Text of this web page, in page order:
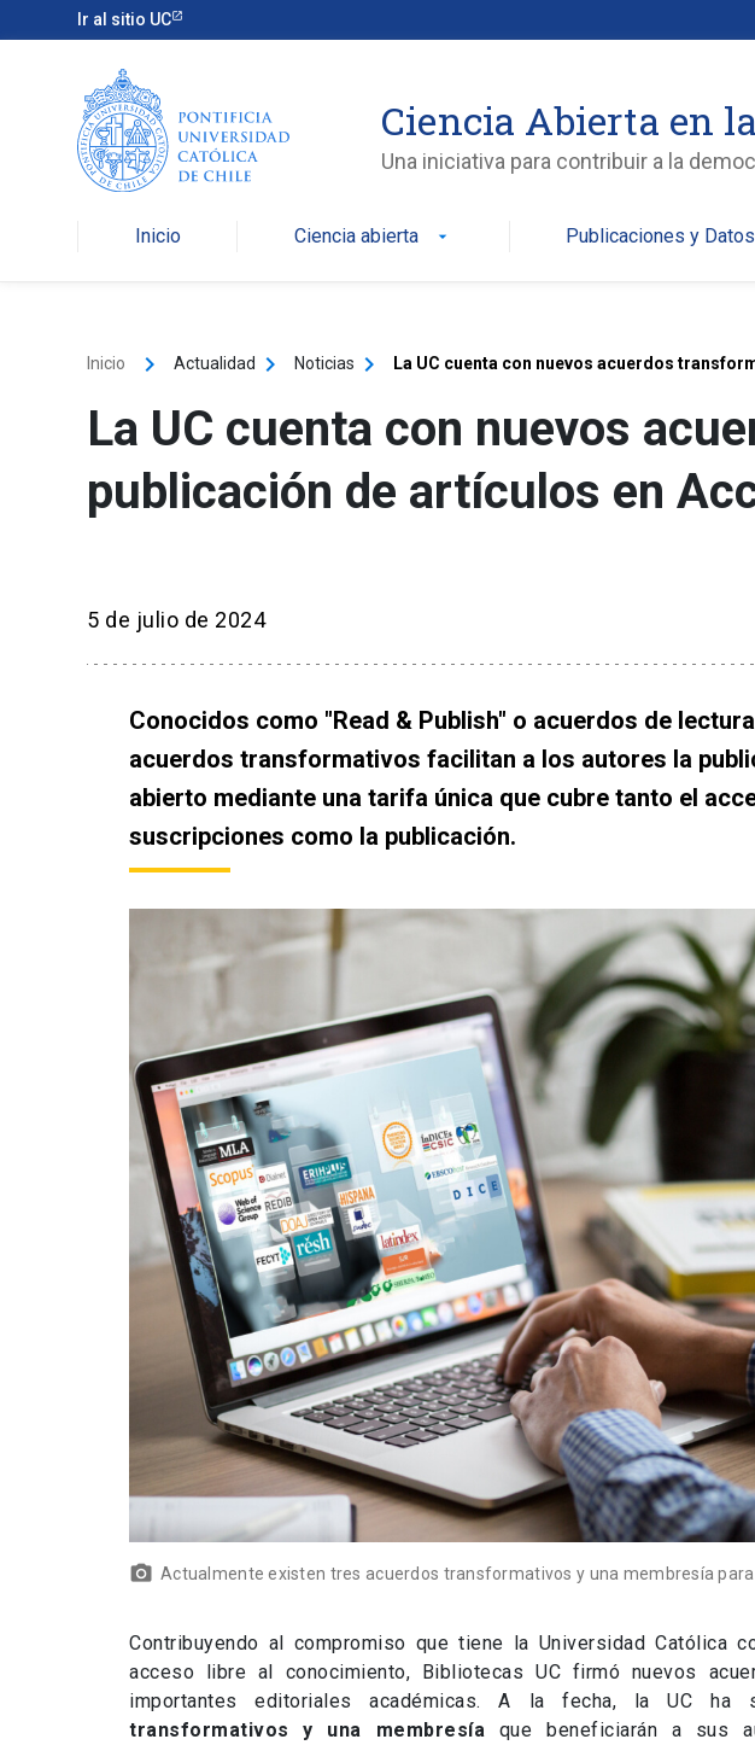
Ir al sitio UC
Ciencia Abierta en
Una iniciativa para contribuir a la
Inicio Ciencia abierta arrow_drop_down Publicaciones y Datos
Inicio keyboard_arrow_right Actualidad keyboard_arrow_right Noticias keyboard_arrow_right La UC cuenta con nuevos acuerdos
La UC cuenta con nuevos
publicación de artículos en
5 de julio de 2024
Conocidos como "Read & Publish" o acuerdos de
acuerdos transformativos facilitan a los autores la
abierto mediante una tarifa única que cubre tanto el
suscripciones como la publicación.
Actualmente existen tres acuerdos transformativos y una membresía para
Contribuyendo al compromiso que tiene la Universidad Católica
acceso libre al conocimiento, Bibliotecas UC firmó nuevos
importantes editoriales académicas. A la fecha, la UC ha
transformativos y una membresía que beneficiarán a sus